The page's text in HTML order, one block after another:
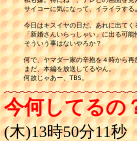
サイコーに気になって、イライラす
今日はキスイヤの日だ。あれに出て
「新婚さんいらっしゃい」に出る可能
そういう事はないやろか？
何で、ヤマダ一家の辛抱を４時から再
まだ、本編を放送してるやん。
今何してるの
(木)13時50分11秒